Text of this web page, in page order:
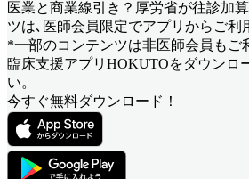
医業と商業線引き？厚労省が往診加
ツは､医師会員限定でアプリからご利
*一部のコンテンツは非医師会員もご
臨床支援アプリHOKUTOをダウンロ
い。
今すぐ無料ダウンロード！